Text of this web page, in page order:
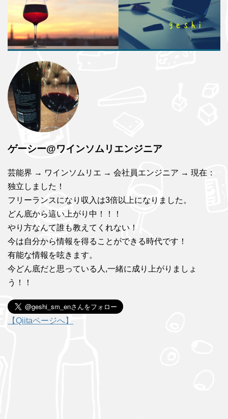
ゲーシー@ワインソムリエンジニア
芸能界 → ワインソムリエ → 会社員エンジニア → 現在：
独立しました！
フリーランスになり収入は3倍以上になりました。
どん底から這い上がり中！！！
やり方なんて誰も教えてくれない！
今は自分から情報を得ることができる時代です！
有能な情報を呟きます。
今どん底だと思っている人,一緒に成り上がりましょ
う！！
【Qiitaページへ】